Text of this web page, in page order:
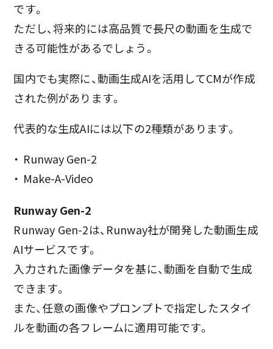
です。
ただし、将来的には高品質で長尺の動画を生成で
きる可能性があるでしょう。
国内でも実際に、動画生成AIを活用してCMが作成
された例があります。
代表的な生成AIには以下の2種類があります。
Runway Gen-2
Make-A-Video
Runway Gen-2
Runway Gen-2は、Runway社が開発した動画生成
AIサービスです。
入力された画像データを基に、動画を自動で生成
できます。
また、任意の画像やプロンプトで指定したスタイ
ルを動画の各フレームに適用可能です。